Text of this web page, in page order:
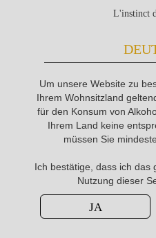
L'instinct
Um unsere Website zu
Ihrem Wohnsitzland
für den Konsum von
Ihrem Land keine
müssen Sie
Ich bestätige, dass ich das
Nutzung dieser
JA